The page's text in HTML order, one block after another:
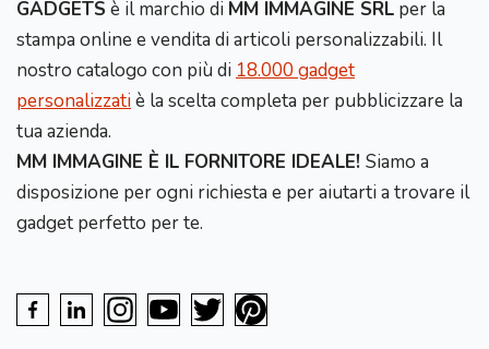
GADGETS è il marchio di MM IMMAGINE SRL per la
stampa online e vendita di articoli personalizzabili. Il
nostro catalogo con più di 18.000 gadget
personalizzatiè la scelta completa per pubblicizzare la
tua azienda.
MM IMMAGINE È IL FORNITORE IDEALE! Siamo a
disposizione per ogni richiesta e per aiutarti a trovare il
gadget perfetto per te.